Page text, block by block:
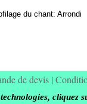
du chant: Arrondi
cliquez
de devis |